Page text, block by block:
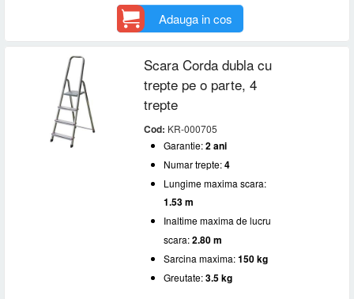
Adauga in cos
Scara Corda dubla cu
trepte pe o parte, 4
trepte
Cod: KR-000705
Garantie:2 ani
Numar trepte:4
Lungime maxima scara:
1.53 m
Inaltime maxima de lucru
scara:2.80 m
Sarcina maxima:150 kg
Greutate:3.5 kg